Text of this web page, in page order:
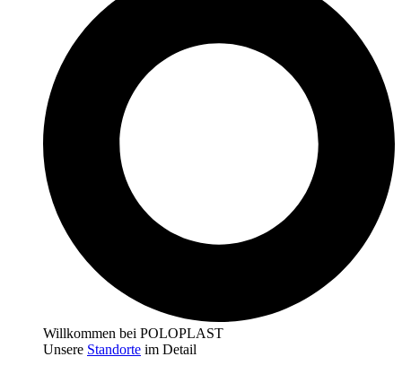
Willkommen bei POLOPLAST
Unsere Standorte im Detail